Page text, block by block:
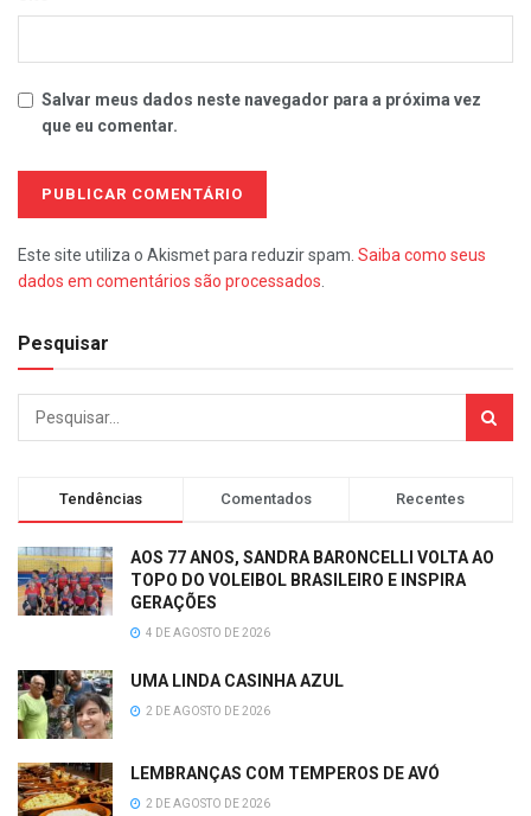
Salvar meus dados neste navegador para a próxima vez
que eu comentar.
Este site utiliza o Akismet para reduzir spam. Saiba como seus
dados em comentários são processados
Pesquisar
Tendências Comentados Recentes
AOS 77 ANOS, SANDRA BARONCELLI VOLTA AO
TOPO DO VOLEIBOL BRASILEIRO E INSPIRA
GERAÇÕES
4 DE AGOSTO DE 2026
UMA LINDA CASINHA AZUL
2 DE AGOSTO DE 2026
LEMBRANÇAS COM TEMPEROS DE AVÓ
2 DE AGOSTO DE 2026